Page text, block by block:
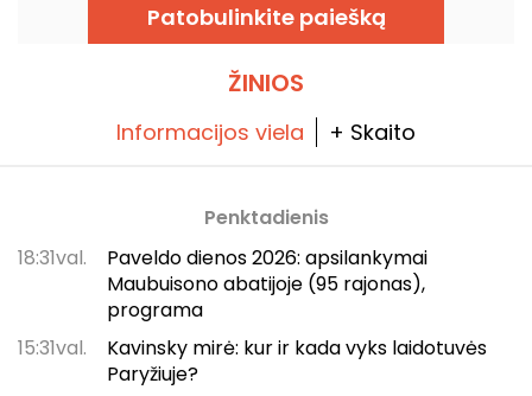
Patobulinkite paiešką
ŽINIOS
Informacijos viela + Skaito
Penktadienis
18:31val.
Paveldo dienos 2026: apsilankymai
Maubuisono abatijoje (95 rajonas),
programa
15:31val.
Kavinsky mirė: kur ir kada vyks laidotuvės
Paryžiuje?